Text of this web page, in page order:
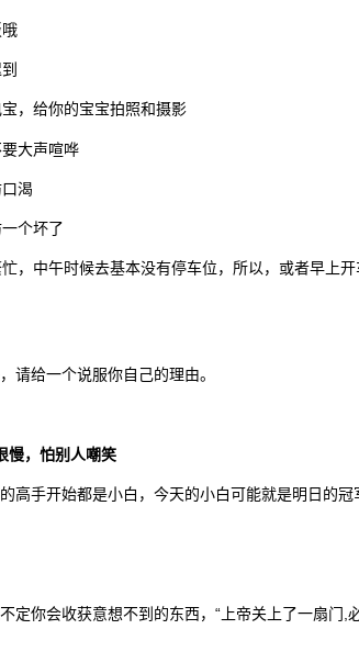
，给你的宝宝拍照和摄影
要大声喧哗
渴
个坏了
，中午时候去基本没有停车位，所以，或者早上
请给一个说服你自己的理由。
慢，怕别人嘲笑
高手开始都是小白，今天的小白可能就是明日的冠
定你会收获意想不到的东西，“上帝关上了一扇门,